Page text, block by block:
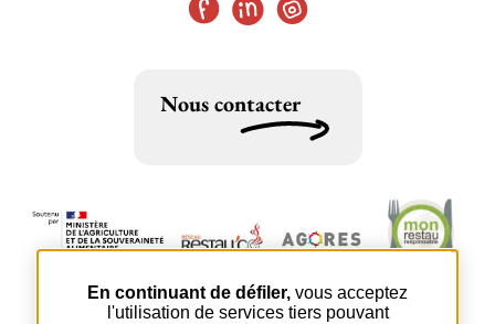
Nous contacter
En continuant de défiler, vous acceptez
l'utilisation de services tiers pouvant